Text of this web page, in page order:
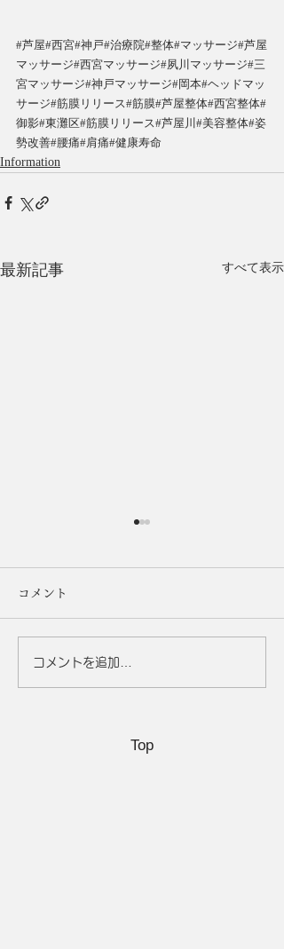
#芦屋#西宮#神戸#治療院#整体#マッサージ#芦屋
マッサージ#西宮マッサージ#夙川マッサージ#三
宮マッサージ#神戸マッサージ#岡本#ヘッドマッ
サージ#筋膜リリース#筋膜#芦屋整体#西宮整体#
御影#東灘区#筋膜リリース#芦屋川 #美容整体#姿
勢改善#腰痛#肩痛#健康寿命
Information
最新記事 すべて表示
「期間限定キャンペー
コメント
コメントを追加…
Top